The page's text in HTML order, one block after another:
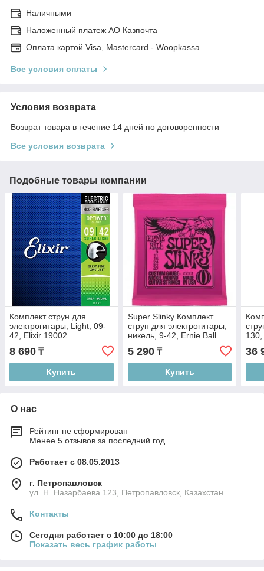
Наличными
Наложенный платеж АО Казпочта
Оплата картой Visa, Mastercard - Woopkassa
Все условия оплаты
Условия возврата
Возврат товара в течение 14 дней по договоренности
Все условия возврата
Подобные товары компании
Комплект струн для
электрогитары, Light, 09-
42, Elixir 19002
8 690 ₸
Купить
Super Slinky Комплект
струн для электрогитары,
никель, 9-42, Ernie Ball
5 290₸
Купить
130,
36
О нас
Рейтинг не сформирован
Менее 5 отзывов за последний год
Работает с 08.05.2013
г. Петропавловск
ул. Н. Назарбаева 123, Петропавловск, Казахстан
Контакты
Сегодня работает с 10:00 до 18:00
Показать весь график работы